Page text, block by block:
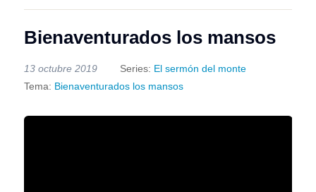
Bienaventurados los mansos
13 octubre 2019 Series: El sermón del monte
Tema: Bienaventurados los mansos